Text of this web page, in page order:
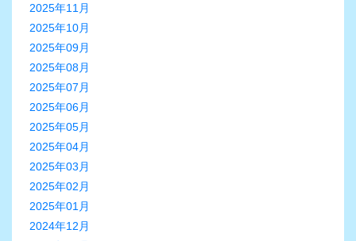
2025年11月
2025年10月
2025年09月
2025年08月
2025年07月
2025年06月
2025年05月
2025年04月
2025年03月
2025年02月
2025年01月
2024年12月